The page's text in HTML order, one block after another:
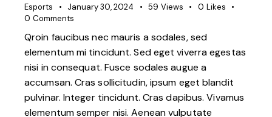
Esports January 30, 2024 59 Views 0 Likes
0 Comments
Qroin faucibus nec mauris a sodales, sed
elementum mi tincidunt. Sed eget viverra egestas
nisi in consequat. Fusce sodales augue a
accumsan. Cras sollicitudin, ipsum eget blandit
pulvinar. Integer tincidunt. Cras dapibus. Vivamus
elementum semper nisi. Aenean vulputate